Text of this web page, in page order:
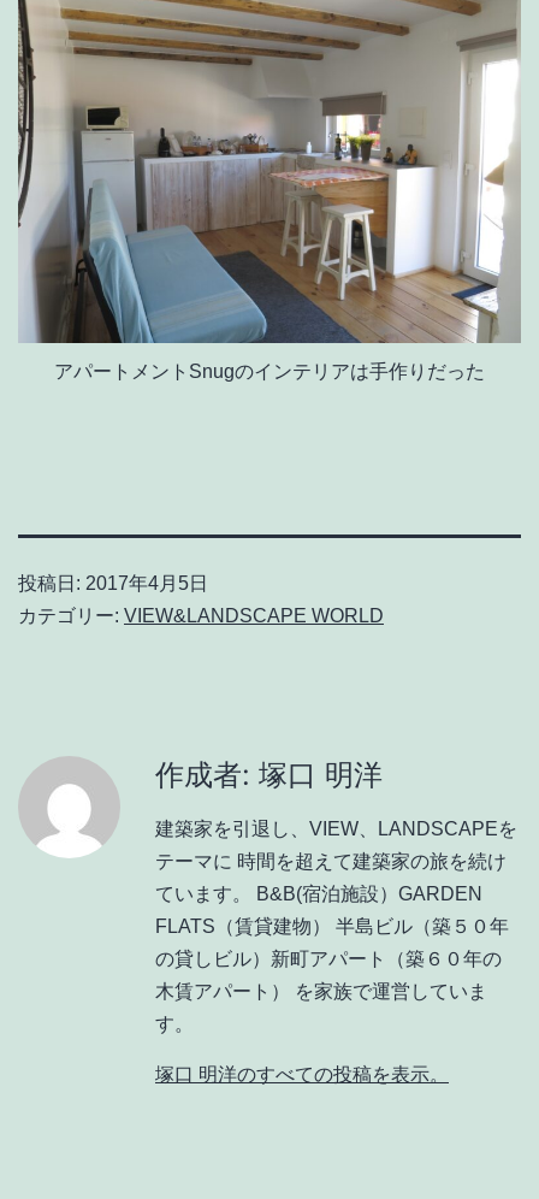
アパートメントSnugのインテリアは手作りだった
投稿日: 2017年4月5日
カテゴリー: VIEW&LANDSCAPE WORLD
作成者: 塚口 明洋
建築家を引退し、VIEW、LANDSCAPEを
テーマに 時間を超えて建築家の旅を続け
ています。 B&B(宿泊施設）GARDEN
FLATS（賃貸建物） 半島ビル（築５０年
の貸しビル）新町アパート（築６０年の
木賃アパート） を家族で運営していま
す。
塚口 明洋のすべての投稿を表示。